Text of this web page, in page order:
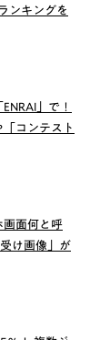
ンキングを
」で！
コンテスト
画面何と呼
け画像」が